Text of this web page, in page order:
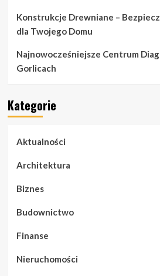
Konstrukcje Drewniane –
dla Twojego Domu
Najnowocześniejsze Centrum
Gorlicach
Kategorie
Aktualności
Architektura
Biznes
Budownictwo
Finanse
Nieruchomości